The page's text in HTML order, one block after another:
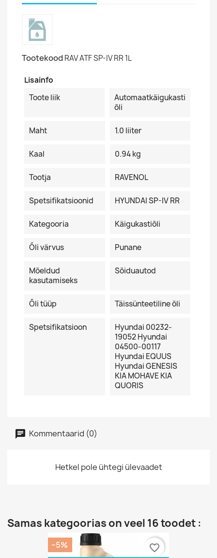
Tootekood RAV ATF SP-IV RR 1L
Lisainfo
Toote liik
Automaatkäigukasti
õli
Maht 1.0 liiter
Kaal 0.94 kg
Tootja RAVENOL
Spetsifikatsioonid HYUNDAI SP-IV RR
Kategooria Käigukastiõli
Õli värvus Punane
Mõeldud
kasutamiseks
Sõiduautod
Õli tüüp Täissünteetiline õli
Spetsifikatsioon
Hyundai 00232-
19052 Hyundai
04500-00117
Hyundai EQUUS
Hyundai GENESIS
KIA MOHAVE KIA
QUORIS
Kommentaarid (0)
Hetkel pole ühtegi ülevaadet
Samas kategoorias on veel 16 toodet :
−5% favorite_border